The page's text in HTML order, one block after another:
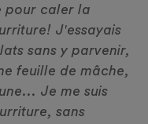
pour caler la
J'essayais
sans y parvenir,
feuille de mâche,
Je me suis
sans